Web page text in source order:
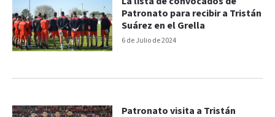
6 de Julio de 2024
Patronato para recibir a Tristán
Suárez en el Grella
Patronato visita a Tristán